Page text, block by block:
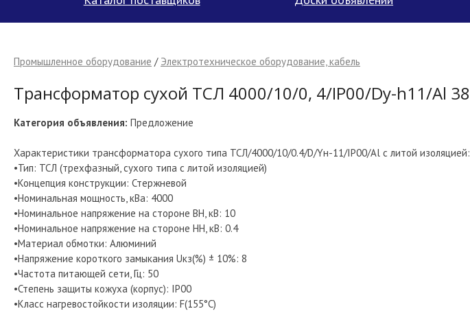
Промышленное оборудование / Электротехническое оборудование, кабель
Трансформатор сухой ТСЛ 4000/10/0, 4/IP00/Dy-h11/Al
Категория объявления: Предложение
Характеристики трансформатора сухого типа ТСЛ/4000/10/0.4/D/Yн-11/IP00/Al с литой изоляцией:
•Тип: ТСЛ (трехфазный, сухого типа с литой изоляцией)
•Концепция конструкции: Стержневой
•Номинальная мощность, кВа: 4000
•Номинальное напряжение на стороне ВН, кВ: 10
•Номинальное напряжение на стороне НН, кВ: 0.4
•Материал обмотки: Алюминий
•Напряжение короткого замыкания Uкз(%) ± 10%: 8
•Частота питающей сети, Гц: 50
•Степень защиты кожуха (корпус): IP00
•Класс нагревостойкости изоляции: F(155°C)